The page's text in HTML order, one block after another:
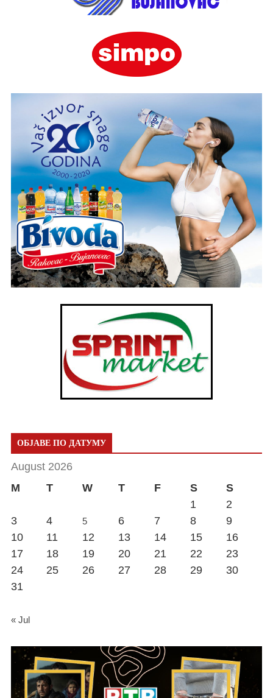
ОБЈАВЕ ПО ДАТУМУ
August 2026
M
T W T F S
S
1
2
3
4 5 6 7 8
9
10
11 12 13 14 15
16
17
18 19 20 21 22
23
24
25 26 27 28 29
30
31
« Jul